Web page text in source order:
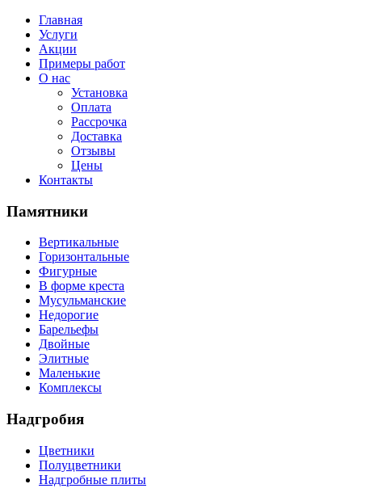
Главная
Услуги
Акции
Примеры работ
О нас
Установка
Оплата
Рассрочка
Доставка
Отзывы
Цены
Контакты
Памятники
Вертикальные
Горизонтальные
Фигурные
В форме креста
Мусульманские
Недорогие
Барельефы
Двойные
Элитные
Маленькие
Комплексы
Надгробия
Цветники
Полуцветники
Надгробные плиты